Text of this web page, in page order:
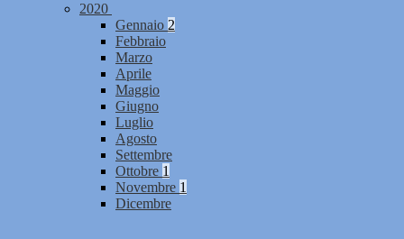
2020
Gennaio 2
Febbraio
Marzo
Aprile
Maggio
Giugno
Luglio
Agosto
Settembre
Ottobre 1
Novembre 1
Dicembre